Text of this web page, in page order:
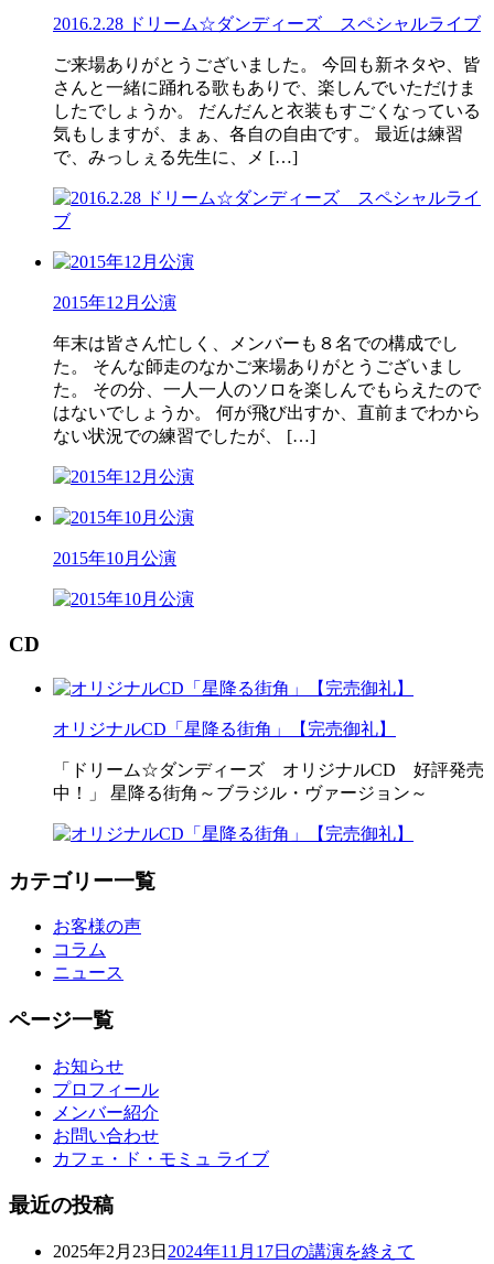
2016.2.28 ドリーム☆ダンディーズ スペシャルライブ
ご来場ありがとうございました。 今回も新ネタや、皆
さんと一緒に踊れる歌もありで、楽しんでいただけま
したでしょうか。 だんだんと衣装もすごくなっている
気もしますが、まぁ、各自の自由です。 最近は練習
で、みっしぇる先生に、メ […]
2015年12月公演
年末は皆さん忙しく、メンバーも８名での構成でし
た。 そんな師走のなかご来場ありがとうございまし
た。 その分、一人一人のソロを楽しんでもらえたので
はないでしょうか。 何が飛び出すか、直前までわから
ない状況での練習でしたが、 […]
2015年10月公演
CD
オリジナルCD「星降る街角」【完売御礼】
「ドリーム☆ダンディーズ オリジナルCD 好評発売
中！」 星降る街角～ブラジル・ヴァージョン～
カテゴリー一覧
お客様の声
コラム
ニュース
ページ一覧
お知らせ
プロフィール
メンバー紹介
お問い合わせ
カフェ・ド・モミュ ライブ
最近の投稿
2025年2月23日 2024年11月17日の講演を終えて